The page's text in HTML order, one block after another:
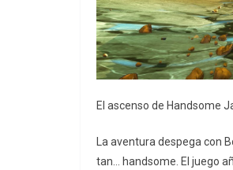
El ascenso de Handsome
La aventura despega con
tan… handsome. El juego